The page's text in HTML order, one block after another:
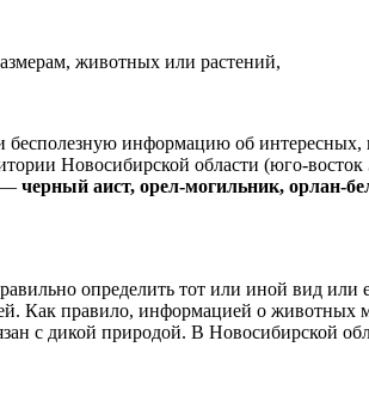
животных или растений,
бесполезную информацию об
Новосибирской области (юго-
— черный аист, орел-могильник, орлан-
определить тот или иной вид
Как правило, информацией о животных
с дикой природой. В Новосибирской